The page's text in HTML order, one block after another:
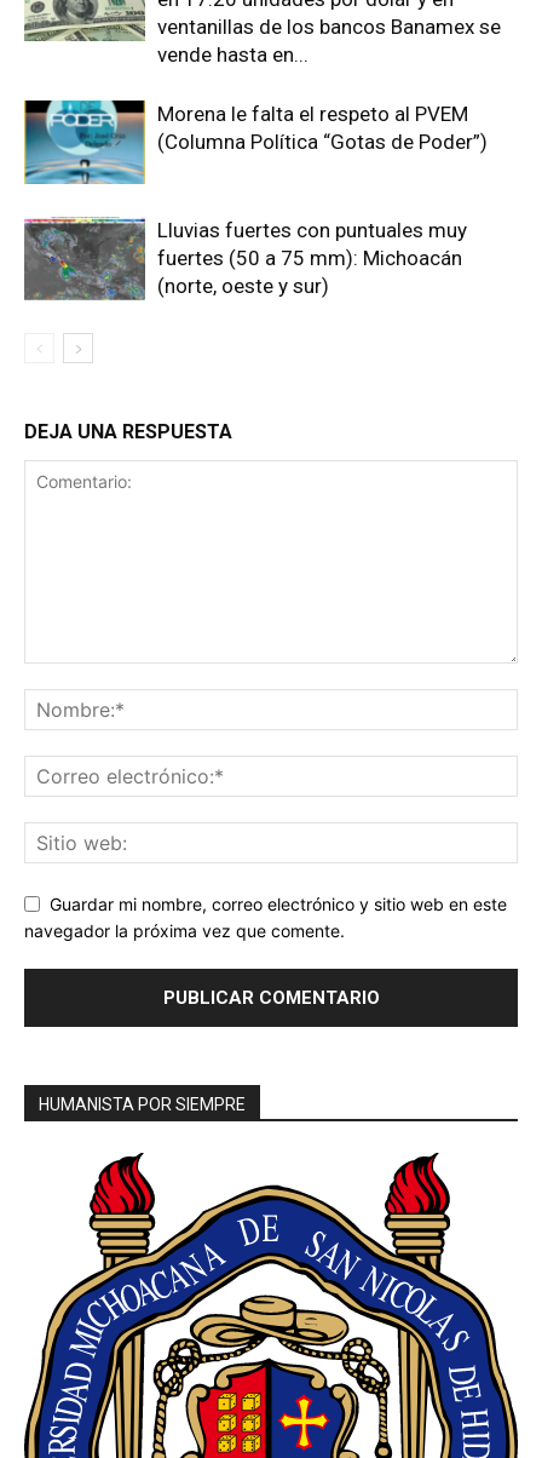
ventanillas de los bancos Banamex se
vende hasta en...
Morena le falta el respeto al PVEM
(Columna Política “Gotas de Poder”)
Lluvias fuertes con puntuales muy
fuertes (50 a 75 mm): Michoacán
(norte, oeste y sur)
DEJA UNA RESPUESTA
Guardar mi nombre, correo electrónico y sitio web en este
navegador la próxima vez que comente.
HUMANISTA POR SIEMPRE